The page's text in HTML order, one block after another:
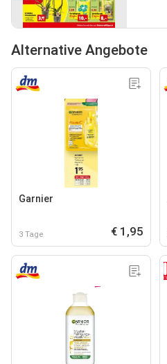
Alternative Angebote
Garnier
3 Tage € 1,95